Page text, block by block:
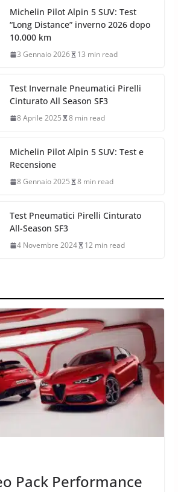
Michelin Pilot Alpin 5 SUV: Test
“Long Distance” inverno 2026 dopo
10.000 km
3 Gennaio 2026 13 min read
Test Invernale Pneumatici Pirelli
Cinturato All Season SF3
8 Aprile 2025 8 min read
Michelin Pilot Alpin 5 SUV: Test e
Recensione
8 Gennaio 2025 8 min read
Test Pneumatici Pirelli Cinturato
All-Season SF3
4 Novembre 2024 12 min read
Pack Performance